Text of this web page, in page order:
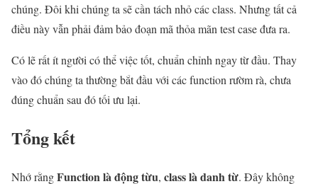
chúng. Đôi khi chúng ta sẽ cần tách nhỏ các class. Nhưng tất cả
điều này vẫn phải đảm bảo đoạn mã thỏa mãn test case đưa ra.
Có lẽ rất ít người có thể việc tốt, chuẩn chỉnh ngay từ đầu. Thay
vào đó chúng ta thường bắt đầu với các function rườm rà, chưa
đúng chuẩn sau đó tối ưu lại.
Tổng kết
Nhớ rằngFunction là động từu, class là danh từ. Đây không